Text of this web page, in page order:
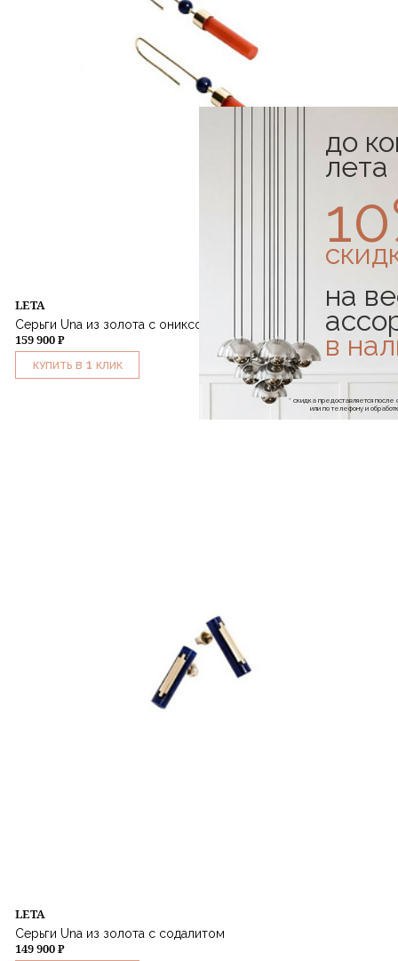
LETA
Серьги Una из золота с ониксом и содалитом
159 900 ₽
КУПИТЬ В 1 КЛИК
LETA
Серьги Una из золота с содалитом
149 900 ₽
до
лета
на
в
* скидка предоставляется
или по телефону и